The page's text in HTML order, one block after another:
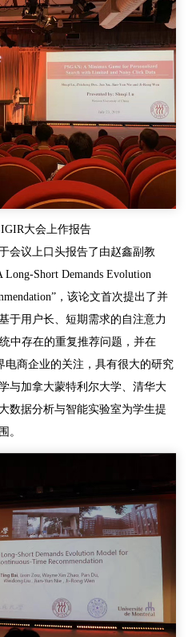
大会上作报告
会议上口头报告了由赵鑫副教
Short Demands Evolution
，该论文首次提出了并
于用户长、短期需求的自注意力
中存在的重复推荐问题，并在
电商企业的关注，具有很大的研究
与加拿大蒙特利尔大学、清华大
数据分析与智能实验室为学生提
。